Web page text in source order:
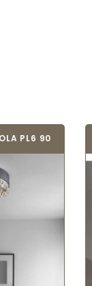
PL6 90